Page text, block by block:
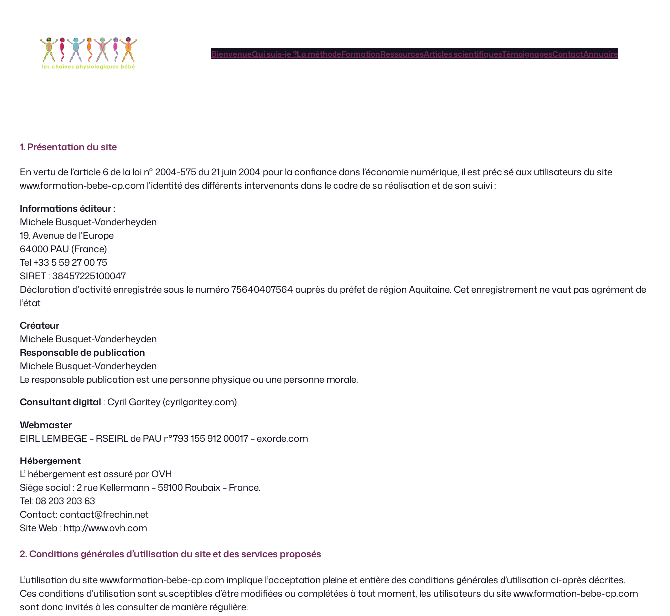
BienvenueQui suis-je ?La méthodeFormationRessourcesArticles scientifiquesTémoignagesContactAnnuaire
1. Présentation du site
En vertu de l’article 6 de la loi n° 2004-575 du 21 juin 2004 pour la confiance dans l’économie numérique, il est précisé aux utilisateurs du site
www.formation-bebe-cp.com l’identité des différents intervenants dans le cadre de sa réalisation et de son suivi :
Informations éditeur :
Michele Busquet-Vanderheyden
19, Avenue de l’Europe
64000 PAU (France)
Tel +33 5 59 27 00 75
SIRET : 38457225100047
Déclaration d’activité enregistrée sous le numéro 75640407564 auprès du préfet de région Aquitaine. Cet enregistrement ne vaut pas agrément de
l’état
Créateur
Michele Busquet-Vanderheyden
Responsable de publication
Michele Busquet-Vanderheyden
Le responsable publication est une personne physique ou une personne morale.
Consultant digital : Cyril Garitey (cyrilgaritey.com)
Webmaster
EIRL LEMBEGE – RSEIRL de PAU n°793 155 912 00017 – exorde.com
Hébergement
L’ hébergement est assuré par OVH
Siège social : 2 rue Kellermann – 59100 Roubaix – France.
Tel: 08 203 203 63
Contact: contact@frechin.net
Site Web : http://www.ovh.com
2. Conditions générales d’utilisation du site et des services proposés
L’utilisation du site www.formation-bebe-cp.com implique l’acceptation pleine et entière des conditions générales d’utilisation ci-après décrites.
Ces conditions d’utilisation sont susceptibles d’être modifiées ou complétées à tout moment, les utilisateurs du site www.formation-bebe-cp.com
sont donc invités à les consulter de manière régulière.